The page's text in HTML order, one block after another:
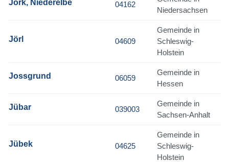
Jork, Niederelbe 04162
Niedersachsen
Jörl 04609
Gemeinde in
Schleswig-
Holstein
Jossgrund 06059
Gemeinde in
Hessen
Jübar 039003
Gemeinde in
Sachsen-Anhalt
Jübek 04625
Gemeinde in
Schleswig-
Holstein